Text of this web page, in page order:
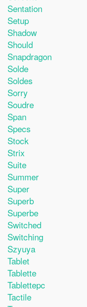
Sentation
Setup
Shadow
Should
Snapdragon
Solde
Soldes
Sorry
Soudre
Span
Specs
Stock
Strix
Suite
Summer
Super
Superb
Superbe
Switched
Switching
Szyuya
Tablet
Tablette
Tablettepc
Tactile